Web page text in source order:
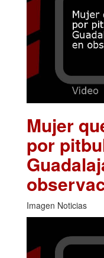
Mujer
por
Imagen Noticias